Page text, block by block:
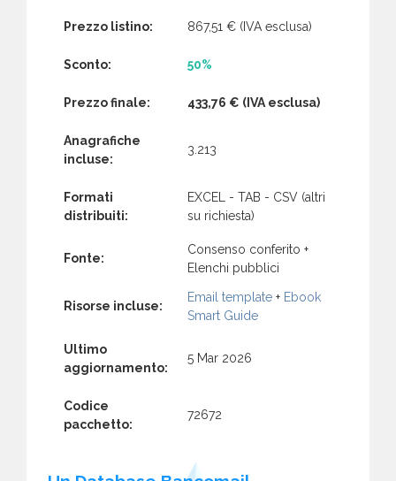
Prezzo listino: 867,51 € (IVA esclusa)
Sconto: 50%
Prezzo finale: 433,76 € (IVA esclusa)
Anagrafiche
incluse:
3.213
Formati
distribuiti:
EXCEL - TAB - CSV (altri
su richiesta)
Fonte:
Consenso conferito +
Elenchi pubblici
Risorse incluse:
Email template + Ebook
Smart Guide
Ultimo
aggiornamento:
5 Mar 2026
Codice
pacchetto:
72672